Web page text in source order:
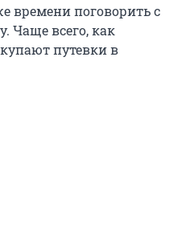
времени поговорить с
Чаще всего, как
путевки в